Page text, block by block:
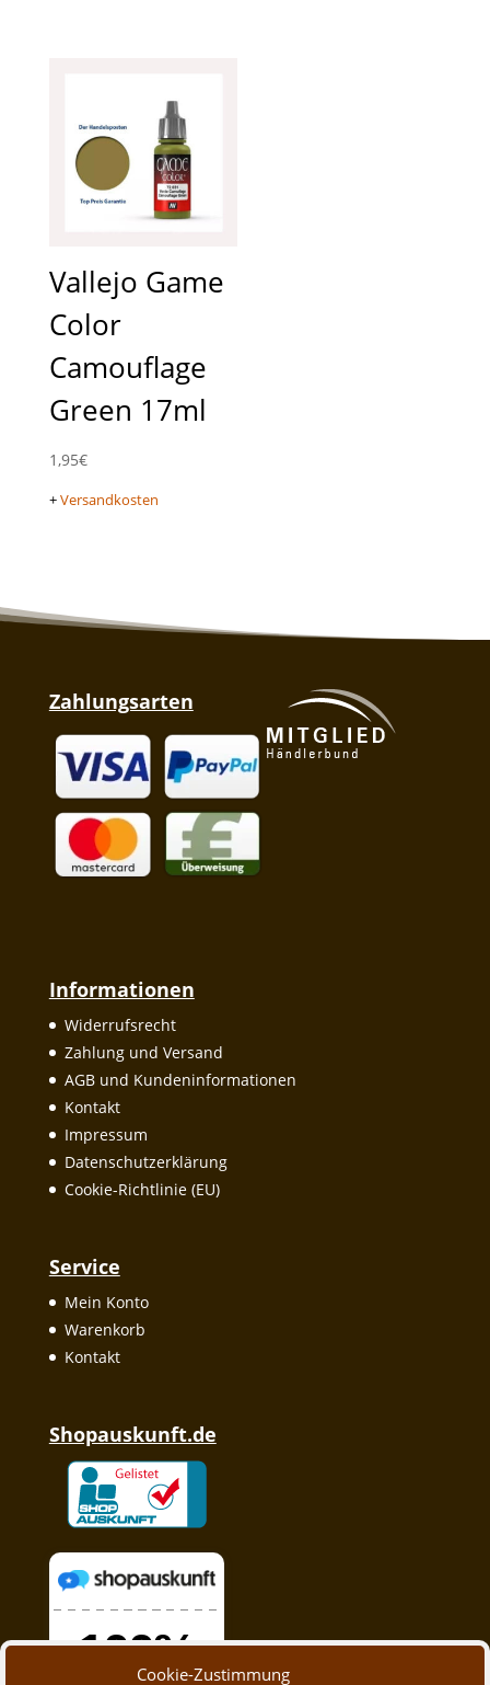
Cookie-Zustimmung
Vallejo Game
Color
Camouflage
Green 17ml
1,95€
+Versandkosten
Zahlungsarten
Informationen
Widerrufsrecht
Zahlung und Versand
AGB und Kundeninformationen
Kontakt
Impressum
Datenschutzerklärung
Cookie-Richtlinie (EU)
Service
Mein Konto
Warenkorb
Kontakt
Shopauskunft.de